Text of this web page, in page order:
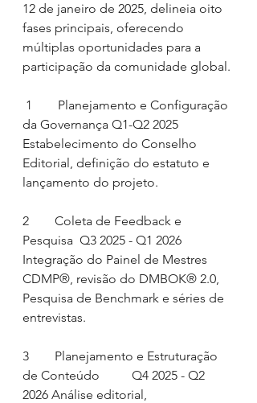
12 de janeiro de 2025, delineia oito
fases principais, oferecendo
múltiplas oportunidades para a
participação da comunidade global.
1        Planejamento e Configuração
da Governança Q1-Q2 2025
Estabelecimento do Conselho
Editorial, definição do estatuto e
lançamento do projeto.
2        Coleta de Feedback e
Pesquisa  Q3 2025 - Q1 2026
Integração do Painel de Mestres
CDMP®, revisão do DMBOK® 2.0,
Pesquisa de Benchmark e séries de
entrevistas.
3        Planejamento e Estruturação
de Conteúdo          Q4 2025 - Q2
2026 Análise editorial,